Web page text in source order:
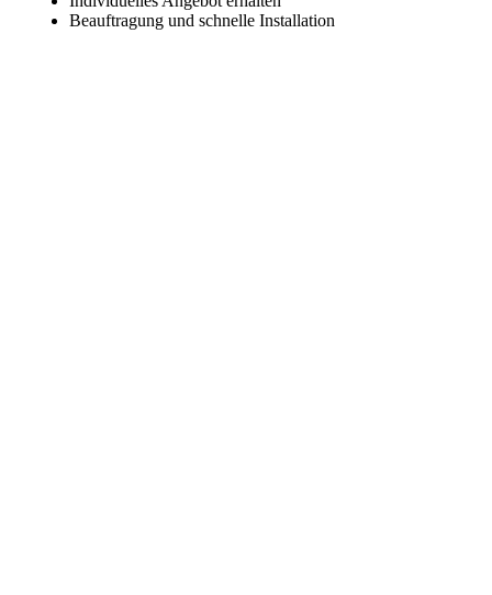
Beauftragung und schnelle Installation